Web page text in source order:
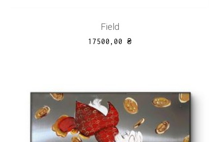
Field
17500,00 ₴